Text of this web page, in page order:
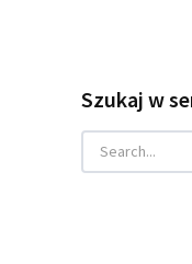
Szukaj w